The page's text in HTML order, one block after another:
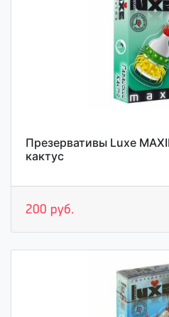
Презервативы Luxe
кактус
200 руб.